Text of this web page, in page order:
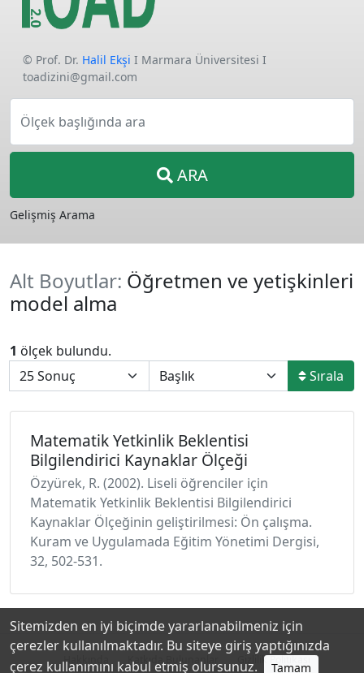
© Prof. Dr. Halil Ekşi I Marmara Üniversitesi I
toadizini@gmail.com
Ölçek başlığında ara
ARA
Gelişmiş Arama
Alt Boyutlar: Öğretmen ve yetişkinleri
model alma
1 ölçek bulundu.
Sırala
Matematik Yetkinlik Beklentisi
Bilgilendirici Kaynaklar Ölçeği
Özyürek, R. (2002). Liseli öğrenciler için
Matematik Yetkinlik Beklentisi Bilgilendirici
Kaynaklar Ölçeğinin geliştirilmesi: Ön çalışma.
Kuram ve Uygulamada Eğitim Yönetimi Dergisi,
32, 502-531.
Hakkında Katkıda Bulunanlar Gizlilik Politikası
Sitemizden en iyi biçimde yararlanabilmeniz için
çerezler kullanılmaktadır. Bu siteye giriş yaptığınızda
çerez kullanımını kabul etmiş olursunuz.
Tamam